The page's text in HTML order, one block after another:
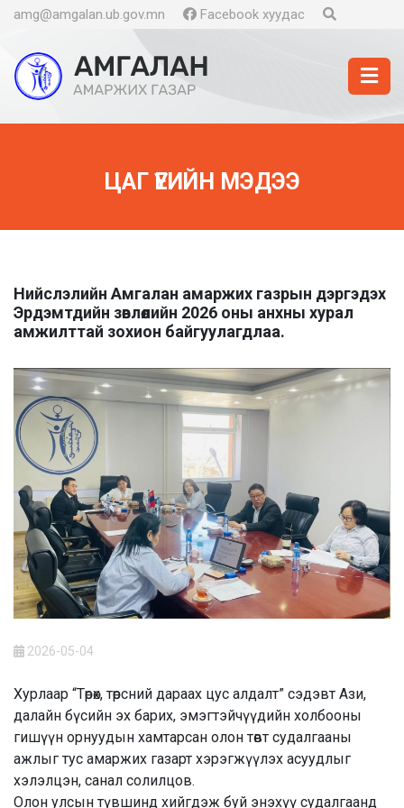
amg@amgalan.ub.gov.mn Facebook хуудас
ЦАГ ҮЕИЙН МЭДЭЭ
Нийслэлийн Амгалан амаржих газрын дэргэдэх
Эрдэмтдийн зөвлөлийн 2026 оны анхны хурал
амжилттай зохион байгуулагдлаа.
2026-05-04
Хурлаар “Төрөх, төрсний дараах цус алдалт” сэдэвт Ази,
далайн бүсийн эх барих, эмэгтэйчүүдийн холбооны
гишүүн орнуудын хамтарсан олон төвт судалгааны
ажлыг тус амаржих газарт хэрэгжүүлэх асуудлыг
хэлэлцэн, санал солилцов.
Олон улсын түвшинд хийгдэж буй энэхүү судалгаанд